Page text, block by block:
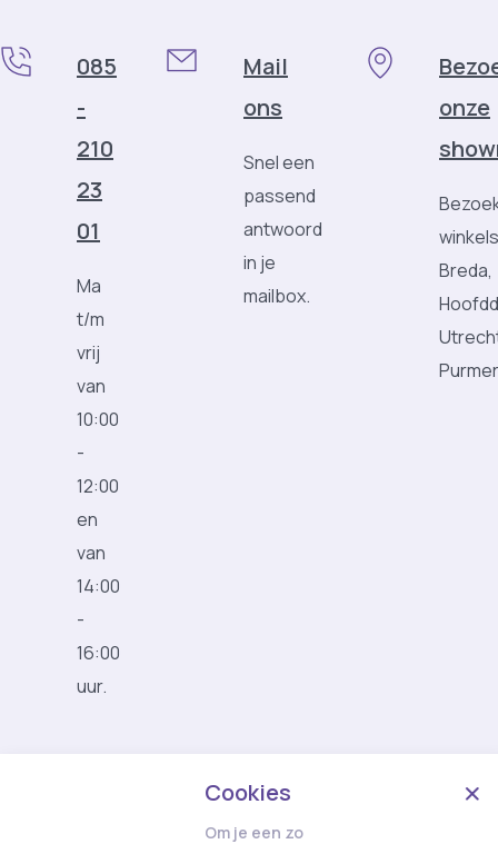
085
-
210
23
01
Ma
t/m
vrij
van
10:00
-
12:00
en
van
14:00
-
16:00
uur.
Mail
ons
Snel een
passend
antwoord
in je
mailbox.
onze
Breda,
Cookies
Om je een zo